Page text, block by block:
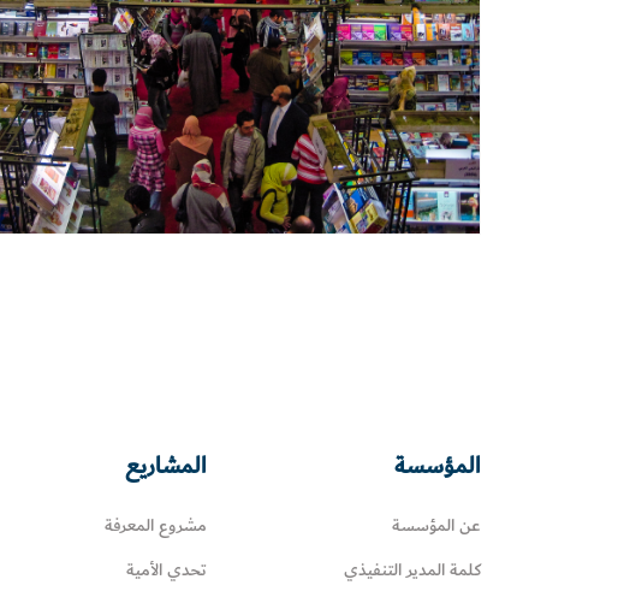
المؤسسة
عن المؤسسة
كلمة المدير التنفيذي
المشاريع
مشروع المعرفة
تحدي الأمية